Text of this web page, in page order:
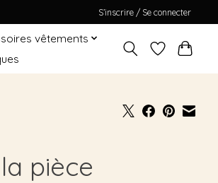
S’inscrire / Se connecter
vêtements
pièce